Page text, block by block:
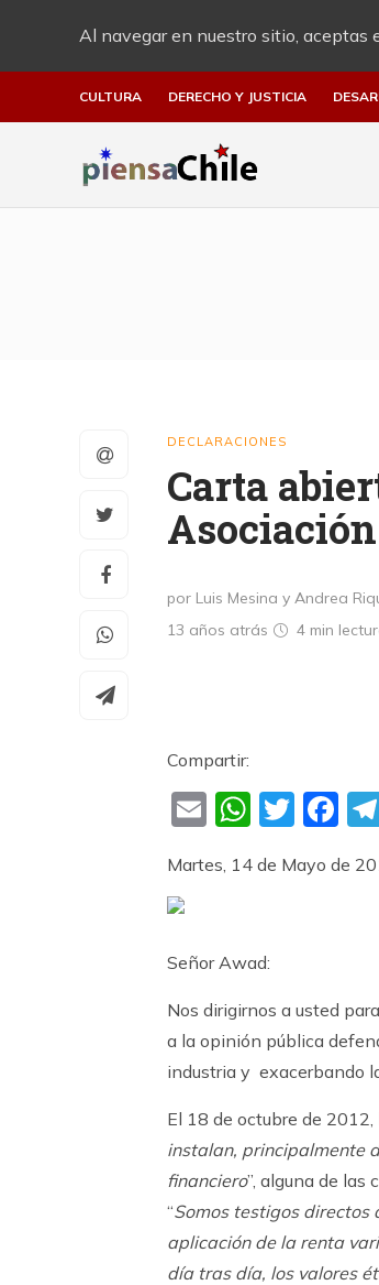
Al navegar en nuestro sitio, aceptas
CULTURA DERECHO Y JUSTICIA
DECLARACIONES
Carta
por Luis Mesina y Andrea
13 años atrás
4 min
Compartir:
Email
Martes, 14 de Mayo de
Señor Awad:
Nos dirigirnos a usted
a la opinión pública
industria y exacerbando
El 18 de octubre de
instalan, principalmente
financiero”, alguna de las
“Somos testigos directos
aplicación de la renta
día tras día, los valores